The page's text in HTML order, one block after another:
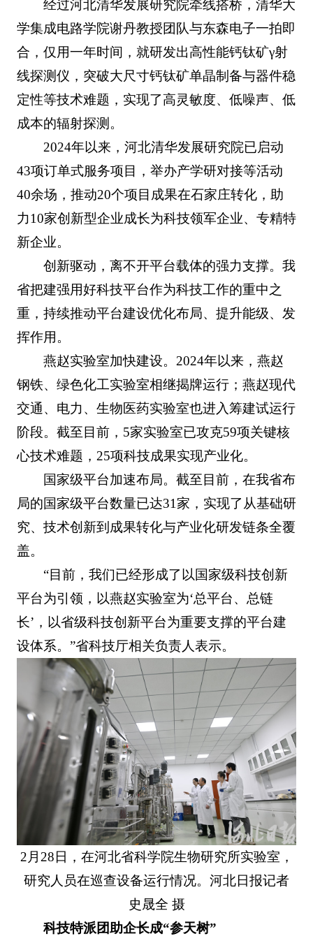
经过河北清华发展研究院牵线搭桥，清华大
学集成电路学院谢丹教授团队与东森电子一拍即
合，仅用一年时间，就研发出高性能钙钛矿γ射
线探测仪，突破大尺寸钙钛矿单晶制备与器件稳
定性等技术难题，实现了高灵敏度、低噪声、低
成本的辐射探测。
2024年以来，河北清华发展研究院已启动
43项订单式服务项目，举办产学研对接等活动
40余场，推动20个项目成果在石家庄转化，助
力10家创新型企业成长为科技领军企业、专精特
新企业。
创新驱动，离不开平台载体的强力支撑。我
省把建强用好科技平台作为科技工作的重中之
重，持续推动平台建设优化布局、提升能级、发
挥作用。
燕赵实验室加快建设。2024年以来，燕赵
钢铁、绿色化工实验室相继揭牌运行；燕赵现代
交通、电力、生物医药实验室也进入筹建试运行
阶段。截至目前，5家实验室已攻克59项关键核
心技术难题，25项科技成果实现产业化。
国家级平台加速布局。截至目前，在我省布
局的国家级平台数量已达31家，实现了从基础研
究、技术创新到成果转化与产业化研发链条全覆
盖。
“目前，我们已经形成了以国家级科技创新
平台为引领，以燕赵实验室为‘总平台、总链
长’，以省级科技创新平台为重要支撑的平台建
设体系。”省科技厅相关负责人表示。
2月28日，在河北省科学院生物研究所实验室，
研究人员在巡查设备运行情况。河北日报记者
史晟全 摄
科技特派团助企长成“参天树”